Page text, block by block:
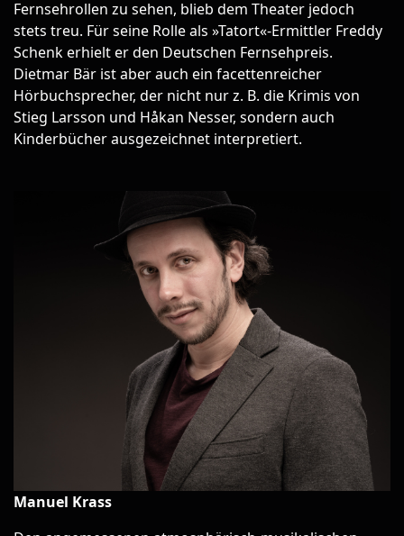
Fernsehrollen zu sehen, blieb dem Theater jedoch
stets treu. Für seine Rolle als »Tatort«-Ermittler Freddy
Schenk erhielt er den Deutschen Fernsehpreis.
Dietmar Bär ist aber auch ein facettenreicher
Hörbuchsprecher, der nicht nur z. B. die Krimis von
Stieg Larsson und Håkan Nesser, sondern auch
Kinderbücher ausgezeichnet interpretiert.
Manuel Krass